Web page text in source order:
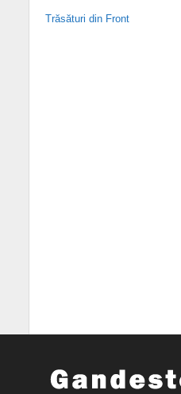
Trăsături din Front